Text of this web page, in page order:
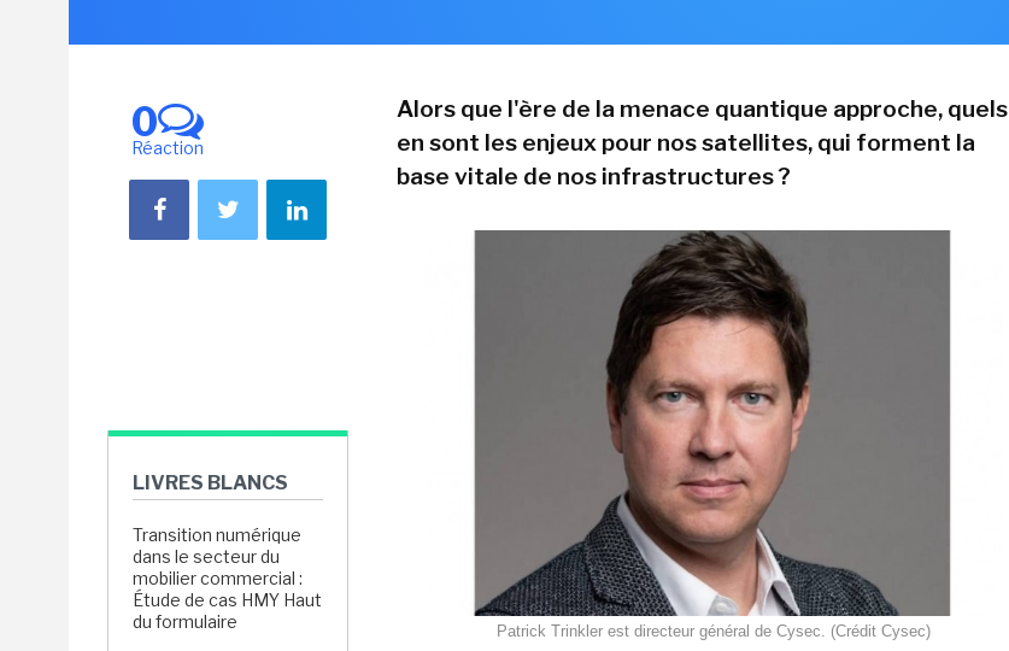
0
Réaction
LIVRES BLANCS
Transition numérique
dans le secteur du
mobilier commercial :
Étude de cas HMY Haut
du formulaire
Alors que l'ère de la menace quantique approche, quels
en sont les enjeux pour nos satellites, qui forment la
base vitale de nos infrastructures ?
Patrick Trinkler est directeur général de Cysec. (Crédit Cysec)